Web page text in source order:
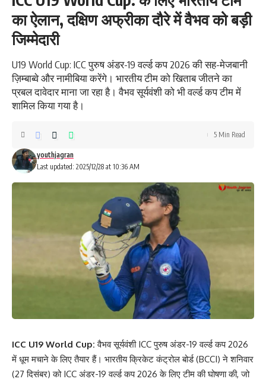
का ऐलान, दक्षिण अफ्रीका दौरे में वैभव को बड़ी
जिम्मेदारी
U19 World Cup: ICC पुरुष अंडर-19 वर्ल्ड कप 2026 की सह-मेजबानी
ज़िम्बाब्वे और नामीबिया करेंगे। भारतीय टीम को खिताब जीतने का
प्रबल दावेदार माना जा रहा है। वैभव सूर्यवंशी को भी वर्ल्ड कप टीम में
शामिल किया गया है।
Last updated: 2025/12/28 at 10:36 AM
youthjagran
5 Min Read
ICC U19 World Cup:वैभव सूर्यवंशी ICC पुरुष अंडर-19 वर्ल्ड कप 2026
में धूम मचाने के लिए तैयार हैं। भारतीय क्रिकेट कंट्रोल बोर्ड (BCCI) ने शनिवार
(27 दिसंबर) को ICC अंडर-19 वर्ल्ड कप 2026 के लिए टीम की घोषणा की, जो